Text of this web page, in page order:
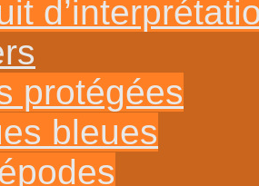
protégées
bleues